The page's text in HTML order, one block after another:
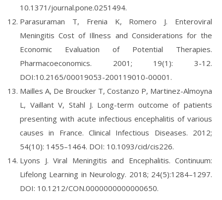
10.1371/journal.pone.0251494.
Parasuraman T, Frenia K, Romero J. Enteroviral
Meningitis Cost of Illness and Considerations for the
Economic Evaluation of Potential Therapies.
Pharmacoeconomics. 2001; 19(1): 3-12.
DOI:10.2165/00019053-200119010-00001.
Mailles A, De Broucker T, Costanzo P, Martinez-Almoyna
L, Vaillant V, Stahl J. Long-term outcome of patients
presenting with acute infectious encephalitis of various
causes in France. Clinical Infectious Diseases. 2012;
54(10): 1455–1464. DOI: 10.1093/cid/cis226.
Lyons J. Viral Meningitis and Encephalitis. Continuum:
Lifelong Learning in Neurology. 2018; 24(5):1284–1297.
DOI: 10.1212/CON.0000000000000650.